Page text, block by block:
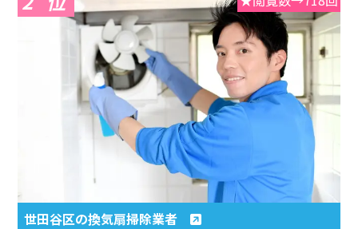
世田谷区の換気扇掃除業者